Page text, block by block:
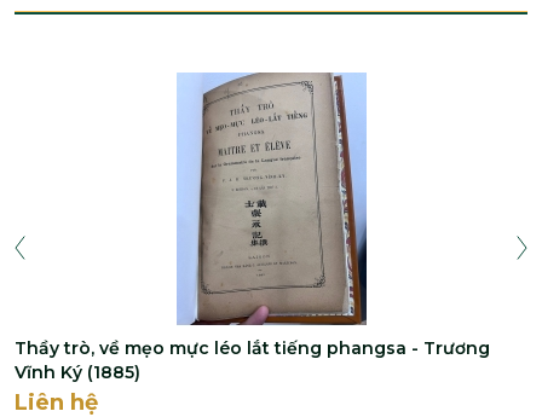
Thầy trò, về mẹo mực léo lắt tiếng phangsa - Trương
Vĩnh Ký (1885)
Liên hệ